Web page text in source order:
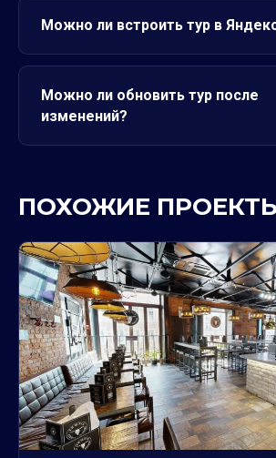
Можно ли встроить тур в
Можно ли обновить тур после
изменений?
ПОХОЖИЕ